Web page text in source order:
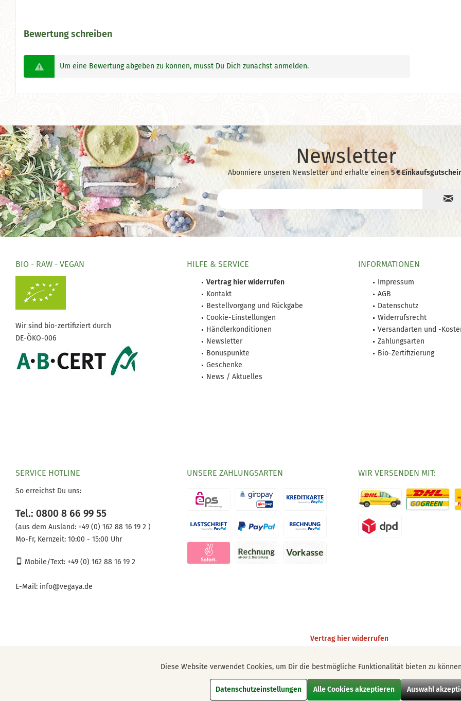
Bewertung schreiben
Um eine Bewertung abgeben zu können, musst Du Dich zunächst anmelden.
Newsletter
Abonniere unseren Newsletter und erhalte einen5 €
BIO - RAW - VEGAN
Wir sind bio-zertifiziert durch
DE-ÖKO-006
HILFE & SERVICE
Vertrag hier widerrufen
Kontakt
Bestellvorgang und Rückgabe
Cookie-Einstellungen
Händlerkonditionen
Newsletter
Bonuspunkte
Geschenke
News / Aktuelles
INFORMATIONEN
Impressum
AGB
Datenschutz
Widerrufsrecht
Versandarten und -
Zahlungsarten
Bio-Zertifizierung
SERVICE HOTLINE
So erreichst Du uns:
Tel.: 0800 8 66 99 55
(aus dem Ausland: +49 (0) 162 88 16 19 2 )
Mo-Fr, Kernzeit: 10:00 - 15:00 Uhr
Mobile/Text: +49 (0) 162 88 16 19 2
E-Mail: info@vegaya.de
UNSERE ZAHLUNGSARTEN WIR VERSENDEN MIT:
Vertrag hier widerrufen
* Alle Preise inkl. gesetzl. Mehrwertsteuer zzgl.Versandkostenund ggf. Nachnahmegebühren, wenn
© 2026 Vegaya UG (haftungsbeschränkt)
Diese Website verwendet Cookies, um Dir die bestmögliche Funktionalität bieten zu
Datenschutzeinstellungen Alle Cookies akzeptieren Auswahl